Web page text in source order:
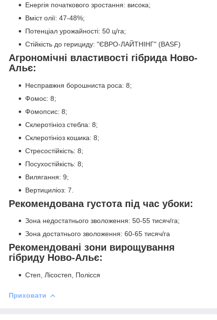
Енергія початкового зростання: висока;
Вміст олії: 47-48%;
Потенціал урожайності: 50 ц/га;
Стійкість до герициду: "ЄВРО-ЛАЙТНІНГ" (BASF)
Агрономічні властивості гібрида Ново-
Альє:
Несправжня борошниста роса: 8;
Фомос: 8;
Фомопсис: 8;
Склеротініоз стебла: 8;
Склеротініоз кошика: 8;
Стресостійкість: 8;
Посухостійкість: 8;
Вилягання: 9;
Вертициліоз: 7.
Рекомендована густота під час убоки:
Зона недостатнього зволоження: 50-55 тисяч/га;
Зона достатнього зволоження: 60-65 тисяч/га
Рекомендовані зони вирощування
гібриду Ново-Альє:
Степ, Лісостеп, Полісся
Приховати